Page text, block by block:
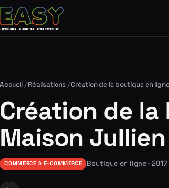
Accueil / Réalisations /Création de la boutique en
Création de
Maison Jullien
COMMERCE & E-COMMERCE Boutique en ligne · 2017